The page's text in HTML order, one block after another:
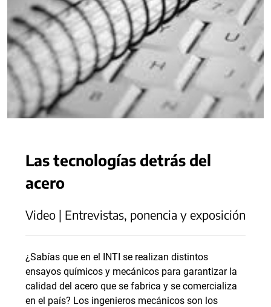
Las tecnologías detrás del
acero
Video | Entrevistas, ponencia y exposición
¿Sabías que en el INTI se realizan distintos
ensayos químicos y mecánicos para garantizar la
calidad del acero que se fabrica y se comercializa
en el país? Los ingenieros mecánicos son los